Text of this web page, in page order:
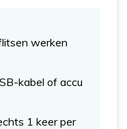
werken
kabel of accu
1 keer per